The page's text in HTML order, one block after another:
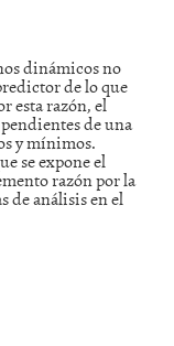
dinámicos no
de lo que
esta razón, el
de una
y mínimos.
se expone el
razón por la
de análisis en el